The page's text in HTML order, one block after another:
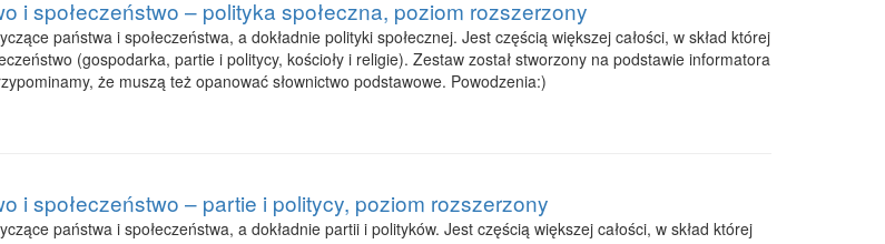
i społeczeństwo – polityka społeczna, poziom rozszerzony
państwa i społeczeństwa, a dokładnie polityki społecznej. Jest częścią większej całości, w skład której
(gospodarka, partie i politycy, kościoły i religie). Zestaw został stworzony na podstawie informatora
że muszą też opanować słownictwo podstawowe. Powodzenia:)
i społeczeństwo – partie i politycy, poziom rozszerzony
państwa i społeczeństwa, a dokładnie partii i polityków. Jest częścią większej całości, w skład której